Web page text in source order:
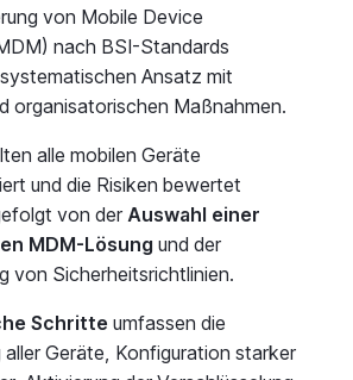
von Mobile Device
nach BSI-Standards
Ansatz mit
organisatorischen Maßnahmen.
alle mobilen Geräte
und die Risiken bewertet
von der Auswahl einer
MDM-Lösung und der
von Sicherheitsrichtlinien.
Schritte umfassen die
aller Geräte, Konfiguration starker